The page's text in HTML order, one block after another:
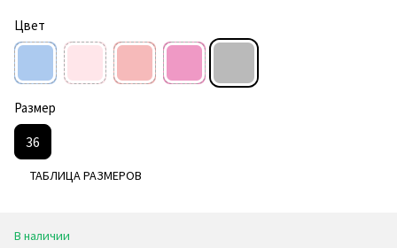
Цвет
Размер
36
ТАБЛИЦА РАЗМЕРОВ
В наличии